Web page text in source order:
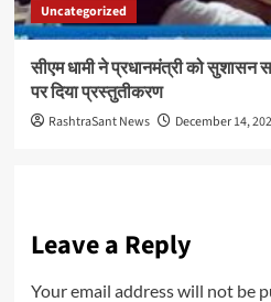
Uncategorized
सीएम धामी ने प्रधानमंत्री को
पर दिया प्रस्तुतीकरण
RashtraSant News December 14,
Leave a Reply
Your email address will not be